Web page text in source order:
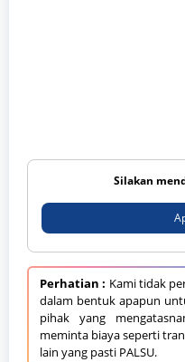
Silakan
Perhatian : Kami tidak
dalam bentuk apapun
pihak yang
meminta biaya seperti
lain yang pasti PALSU.